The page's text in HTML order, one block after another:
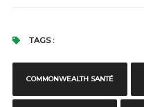
TAGS :
COMMONWEALTH SANTÉ